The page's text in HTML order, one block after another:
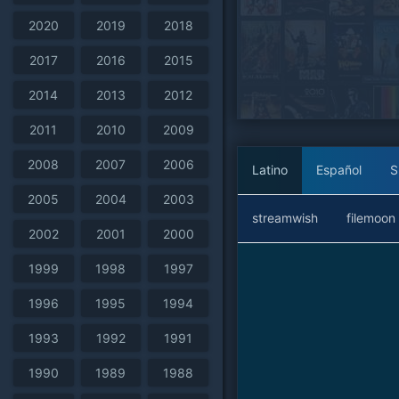
2020 2019 2018
2017 2016 2015
2014 2013 2012
2011 2010 2009
2008 2007 2006
2005 2004 2003
2002 2001 2000
1999 1998 1997
1996 1995 1994
1993 1992 1991
1990 1989 1988
Latino Español
streamwish filemoon